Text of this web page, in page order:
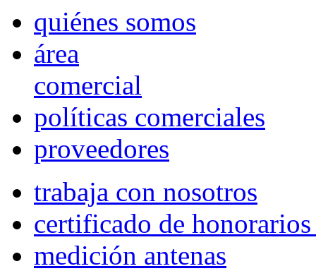
quiénes somos
área
comercial
políticas comerciales
proveedores
trabaja con nosotros
certificado de
medición antenas